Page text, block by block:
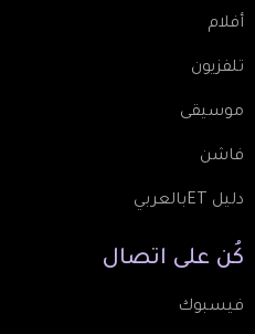
أفلام
تلفزيون
موسيقى
فاشن
دليل ETبالعربي
كُن على اتصال
فيسبوك